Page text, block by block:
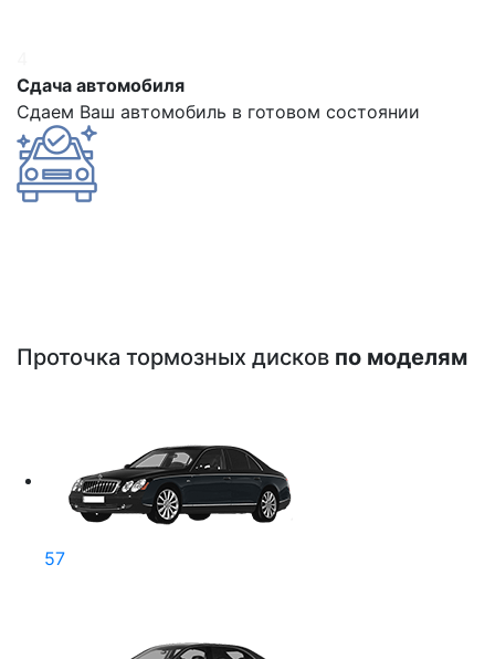
Сдача автомобиля
Сдаем Ваш автомобиль в готовом состоянии
Проточка тормозных дисков по моделям
57